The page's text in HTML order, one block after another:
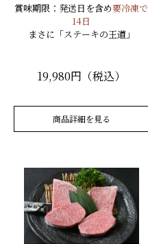
賞味期限：発送日を含め要冷凍で
14日
まさに「ステーキの王道」
19,980円（税込）
商品詳細を見る